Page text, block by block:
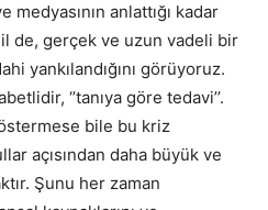
anlattığı kadar
de, gerçek ve uzun vadeli bir
yankılandığını görüyoruz.
‘’tanıya göre tedavi’’.
bile bu kriz
açısından daha büyük ve
Şunu her zaman